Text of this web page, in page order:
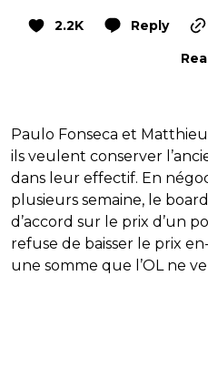
2.2K Reply
Paulo Fonseca et
ils veulent conserver
dans leur effectif. En
plusieurs semaine, le
d’accord sur le prix d’un
refuse de baisser le prix
une somme que l’OL ne